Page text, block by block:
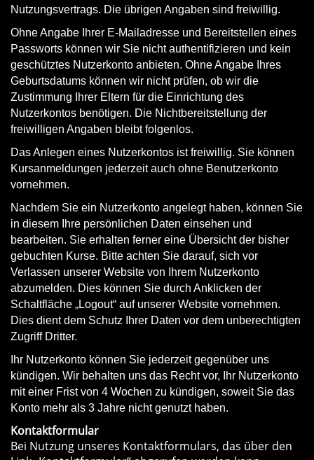
Nutzungsvertrags. Die übrigen Angaben sind freiwillig.
Ohne Angabe Ihrer E-Mailadresse und Bereitstellen eines
Passworts können wir Sie nicht authentifizieren und kein
geschütztes Nutzerkonto anbieten. Ohne Angabe Ihres
Geburtsdatums können wir nicht prüfen, ob wir die
Zustimmung Ihrer Eltern für die Einrichtung des
Nutzerkontos benötigen. Die Nichtbereitstellung der
freiwilligen Angaben bleibt folgenlos.
Das Anlegen eines Nutzerkontos ist freiwillig. Sie können
Kursanmeldungen jederzeit auch ohne Benutzerkonto
vornehmen.
Nachdem Sie ein Nutzerkonto angelegt haben, können Sie
in diesem Ihre persönlichen Daten einsehen und
bearbeiten. Sie erhalten ferner eine Übersicht der bisher
gebuchten Kurse. Bitte achten Sie darauf, sich vor
Verlassen unserer Website von Ihrem Nutzerkonto
abzumelden. Dies können Sie durch Anklicken der
Schaltfläche „Logout“ auf unserer Website vornehmen.
Dies dient dem Schutz Ihrer Daten vor dem unberechtigten
Zugriff Dritter.
Ihr Nutzerkonto können Sie jederzeit gegenüber uns
kündigen. Wir behalten uns das Recht vor, Ihr Nutzerkonto
mit einer Frist von 4 Wochen zu kündigen, soweit Sie das
Konto mehr als 3 Jahre nicht genutzt haben.
Kontaktformular
Bei Nutzung unseres Kontaktformulars, das über den